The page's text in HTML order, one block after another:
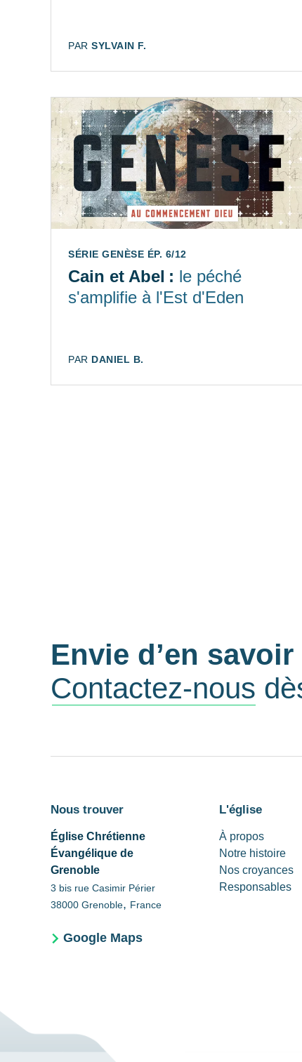
AUTEUR:
PAR SYLVAIN F.
SÉRIE GENÈSE ÉP. 6/12
Cain et Abel : le péché
s'amplifie à l'Est d'Eden
AUTEUR:
PAR DANIEL B.
Envie d’en
Contactez-nous
Nous trouver
Église Chrétienne
Évangélique de
Grenoble
3 bis rue Casimir Périer
38000 Grenoble, France
Google Maps
L'église
À propos
Notre histoire
Nos croyances
Responsables